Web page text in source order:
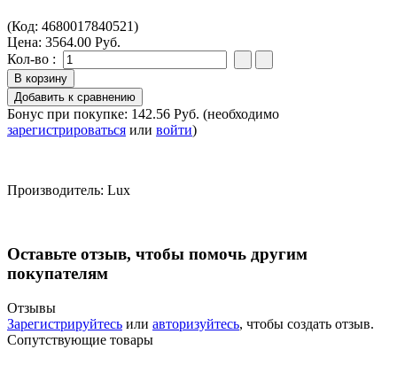
(Код: 4680017840521)
Цена: 3564.00 Руб.
Кол-во :
Бонус при покупке: 142.56 Руб. (необходимо
зарегистрироваться или войти)
Производитель: Lux
Оставьте отзыв, чтобы помочь другим
покупателям
Отзывы
Зарегистрируйтесь или авторизуйтесь, чтобы создать отзыв.
Сопутствующие товары